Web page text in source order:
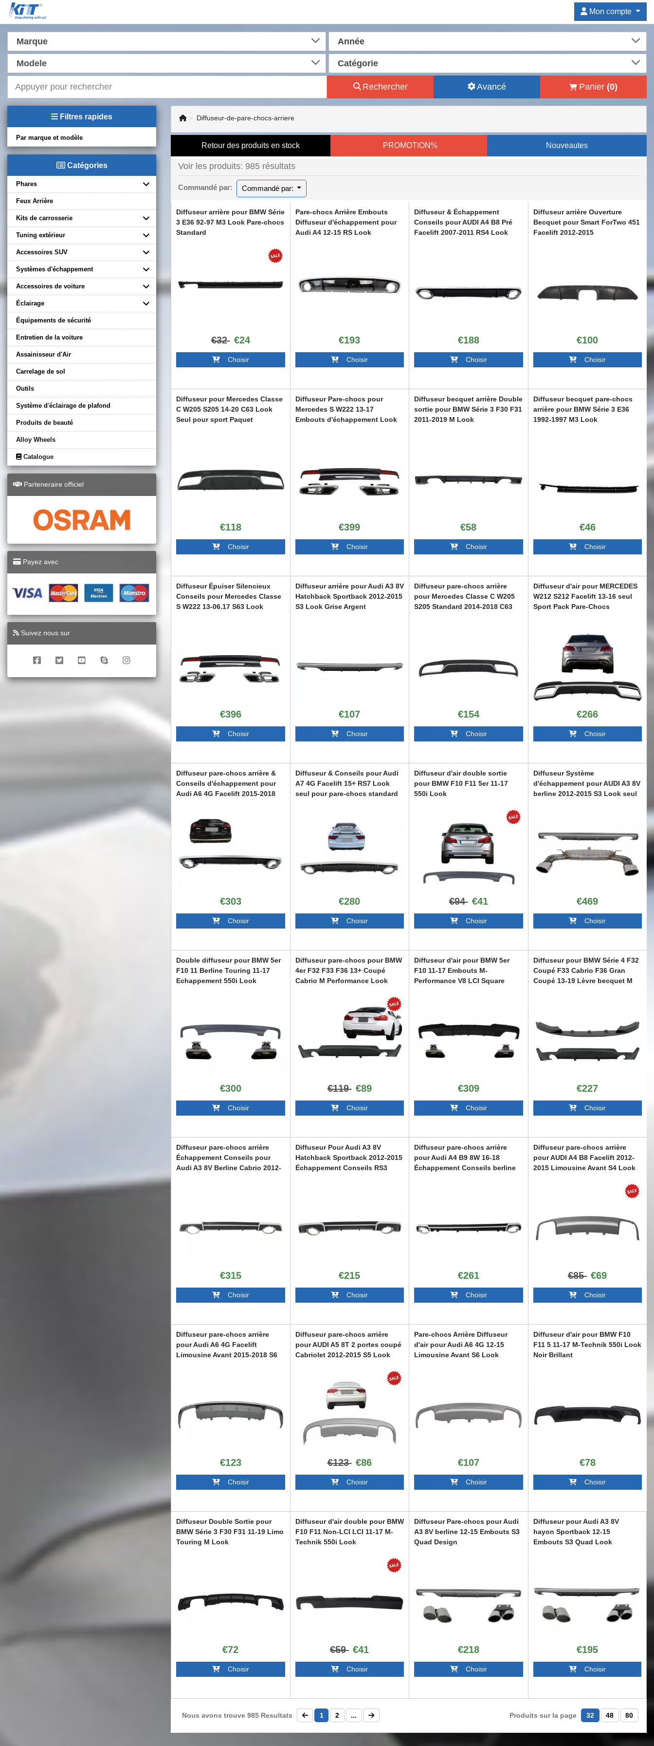
Mon compte
Marque Année
Modele Catégorie
Rechercher Avancé Panier (0)
Filtres rapides
Par marque et modèle
Catégories
Phares
Feux Arrière
Kits de carrosserie
Tuning extérieur
Accessoires SUV
Systèmes d'échappement
Accessoires de voiture
Éclairage
Équipements de sécurité
Entretien de la voiture
Assainisseur d'Air
Carrelage de sol
Outils
Système d'éclairage de plafond
Produits de beauté
Alloy Wheels
Catalogue
Parteneraire officiel
Payez avec
Suivez nous sur
Diffuseur-de-pare-chocs-arriere
Retour des produits en stock PROMOTION% Nouveautes
Voir les produits: 985 résultats
Commandé par: Commandé par:
Diffuseur arrière pour BMW Série
3 E36 92-97 M3 Look Pare-chocs
Standard
€32 €24
Choisir
Pare-chocs Arrière Embouts
Diffuseur d'échappement pour
Audi A4 12-15 RS Look
€193
Choisir
Diffuseur & Échappement
Conseils pour AUDI A4 B8 Pré
Facelift 2007-2011 RS4 Look
€188
Choisir
Diffuseur arrière Ouverture
Becquet pour Smart ForTwo 451
Facelift 2012-2015
€100
Choisir
Diffuseur pour Mercedes Classe
C W205 S205 14-20 C63 Look
Seul pour sport Paquet
€118
Choisir
Diffuseur Pare-chocs pour
Mercedes S W222 13-17
Embouts d'échappement Look
€399
Choisir
Diffuseur becquet arrière Double
sortie pour BMW Série 3 F30 F31
2011-2019 M Look
€58
Choisir
Diffuseur becquet pare-chocs
arrière pour BMW Série 3 E36
1992-1997 M3 Look
€46
Choisir
Diffuseur Épuiser Silencieux
Conseils pour Mercedes Classe
S W222 13-06.17 S63 Look
€396
Choisir
Diffuseur arrière pour Audi A3 8V
Hatchback Sportback 2012-2015
S3 Look Grise Argent
€107
Choisir
Diffuseur pare-chocs arrière
pour Mercedes Classe C W205
S205 Standard 2014-2018 C63
€154
Choisir
Diffuseur d'air pour MERCEDES
W212 S212 Facelift 13-16 seul
Sport Pack Pare-Chocs
€266
Choisir
Diffuseur pare-chocs arrière &
Conseils d'échappement pour
Audi A6 4G Facelift 2015-2018
€303
Choisir
Diffuseur & Conseils pour Audi
A7 4G Facelift 15+ RS7 Look
seul pour pare-chocs standard
€280
Choisir
Diffuseur d'air double sortie
pour BMW F10 F11 5er 11-17
550i Look
€94 €41
Choisir
Diffuseur Système
d'échappement pour AUDI A3 8V
berline 2012-2015 S3 Look seul
€469
Choisir
Double diffuseur pour BMW 5er
F10 11 Berline Touring 11-17
Echappement 550i Look
€300
Choisir
Diffuseur pare-chocs pour BMW
4er F32 F33 F36 13+ Coupé
Cabrio M Performance Look
€119 €89
Choisir
Diffuseur d'air pour BMW 5er
F10 11-17 Embouts M-
Performance V8 LCI Square
€309
Choisir
Diffuseur pour BMW Série 4 F32
Coupé F33 Cabrio F36 Gran
Coupé 13-19 Lèvre becquet M
€227
Choisir
Diffuseur pare-chocs arrière
Échappement Conseils pour
Audi A3 8V Berline Cabrio 2012-
€315
Choisir
Diffuseur Pour Audi A3 8V
Hatchback Sportback 2012-2015
Échappement Conseils RS3
€215
Choisir
Diffuseur pare-chocs arrière
pour Audi A4 B9 8W 16-18
Échappement Conseils berline
€261
Choisir
Diffuseur pare-chocs arrière
pour AUDI A4 B8 Facelift 2012-
2015 Limousine Avant S4 Look
€85 €69
Choisir
Diffuseur pare-chocs arrière
pour Audi A6 4G Facelift
Limousine Avant 2015-2018 S6
€123
Choisir
Diffuseur pare-chocs arrière
pour AUDI A5 8T 2 portes coupé
Cabriolet 2012-2015 S5 Look
€123 €86
Choisir
Pare-chocs Arrière Diffuseur
d'air pour Audi A6 4G 12-15
Limousine Avant S6 Look
€107
Choisir
Diffuseur d'air pour BMW F10
F11 5 11-17 M-Technik 550i Look
Noir Brillant
€78
Choisir
Diffuseur Double Sortie pour
BMW Série 3 F30 F31 11-19 Limo
Touring M Look
€72
Choisir
Diffuseur d'air double pour BMW
F10 F11 Non-LCI LCI 11-17 M-
Technik 550i Look
€59 €41
Choisir
Diffuseur Pare-chocs pour Audi
A3 8V berline 12-15 Embouts S3
Quad Design
€218
Choisir
Diffuseur pour Audi A3 8V
hayon Sportback 12-15
Embouts S3 Quad Look
€195
Choisir
Nous avons trouve 985 Resultats 1 2 ... Produits sur la page 32 48 80